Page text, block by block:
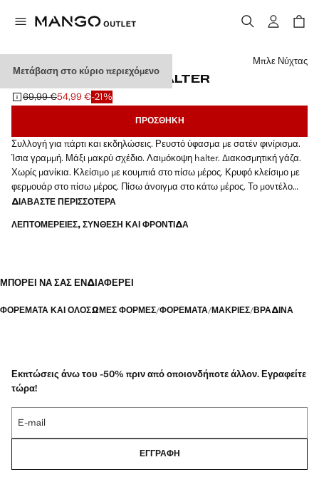
Μετάβαση στο κύριο περιεχόμενο
ΦΌΡΕΜΑ ΣΑΤΈΝ ΛΑΙΜΌΣ HALTER
Αρχική τιμή με διαγραφή [69,99 € ]
69,99 €
Ισχύουσα τιμή [54,99 € ]
54,99 €-21%
Διάλεξε χρώμα
Μπλε Νύχτας
ΠΡΟΣΘΉΚΗ
Συλλογή για πάρτι και εκδηλώσεις. Ρευστό ύφασμα με σατέν φινίρισμα.
Ίσια γραμμή. Μάξι μακρύ σχέδιο. Λαιμόκοψη halter. Διακοσμητική γάζα.
Χωρίς μανίκια. Κλείσιμο με κουμπιά στο πίσω μέρος. Κρυφό κλείσιμο με
φερμουάρ στο πίσω μέρος. Πίσω άνοιγμα στο κάτω μέρος. Το μοντέλο
φοράει μέγεθος L και έχει ύψος 177 εκ
ΔΙΑΒΆΣΤΕ ΠΕΡΙΣΣΌΤΕΡΑ
ΛΕΠΤΟΜΈΡΕΙΕΣ, ΣΎΝΘΕΣΗ ΚΑΙ ΦΡΟΝΤΊΔΑ
ΜΠΟΡΕΊ ΝΑ ΣΑΣ ΕΝΔΙΑΦΈΡΕΙ
ΦΟΡΈΜΑΤΑ ΚΑΙ ΟΛΌΣΩΜΕΣ ΦΌΡΜΕΣ ΦΟΡΈΜΑΤΑ ΜΑΚΡΙΈΣ ΒΡΑΔΙΝΆ
Εκπτώσεις άνω του -50% πριν από οποιονδήποτε άλλον. Εγραφείτε
τώρα!
E-mail
ΕΓΓΡΑΦΉ